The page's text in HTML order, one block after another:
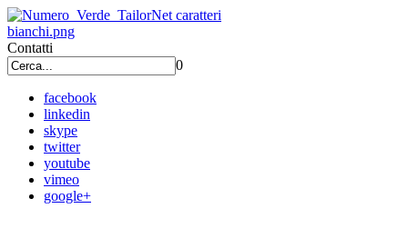
Contatti
0
facebook
linkedin
skype
twitter
youtube
vimeo
google+